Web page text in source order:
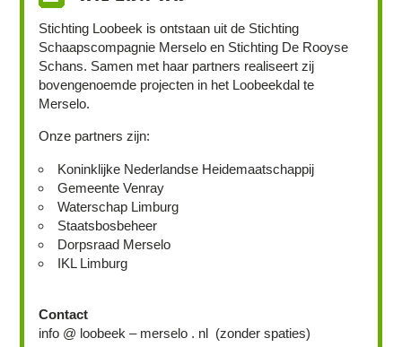
Stichting Loobeek is ontstaan uit de Stichting
Schaapscompagnie Merselo en Stichting De Rooyse
Schans. Samen met haar partners realiseert zij
bovengenoemde projecten in het Loobeekdal te
Merselo.
Onze partners zijn:
Koninklijke Nederlandse Heidemaatschappij
Gemeente Venray
Waterschap Limburg
Staatsbosbeheer
Dorpsraad Merselo
IKL Limburg
Contact
info @ loobeek – merselo . nl (zonder spaties)